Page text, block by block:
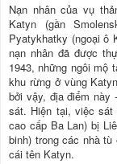
Nạn nhân của vụ
Katyn (gần
Pyatykhatky (ngoại ô
nạn nhân đã được
1943, những ngôi mộ
khu rừng ở vùng
bởi vậy, địa điểm này
sát. Hiện tại, việc
cao cấp Ba Lan) bị
binh) trong các nhà
cái tên Katyn.